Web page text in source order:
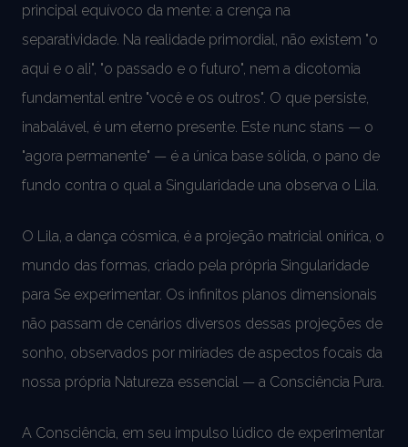
principal equívoco da mente: a crença na
separatividade. Na realidade primordial, não existem "o
aqui e o ali", "o passado e o futuro", nem a dicotomia
fundamental entre "você e os outros". O que persiste,
inabalável, é um eterno presente. Este nunc stans — o
"agora permanente" — é a única base sólida, o pano de
fundo contra o qual a Singularidade una observa o Lila.
O Lila, a dança cósmica, é a projeção matricial onírica, o
mundo das formas, criado pela própria Singularidade
para Se experimentar. Os infinitos planos dimensionais
não passam de cenários diversos dessas projeções de
sonho, observados por miríades de aspectos focais da
nossa própria Natureza essencial — a Consciência Pura.
A Consciência, em seu impulso lúdico de experimentar